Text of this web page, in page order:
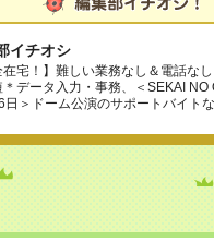
イチオシ
在宅！】難しい業務なし＆電話な
＊データ入力・事務、＜SEKAI NO
日＞ドーム公演のサポートバイト